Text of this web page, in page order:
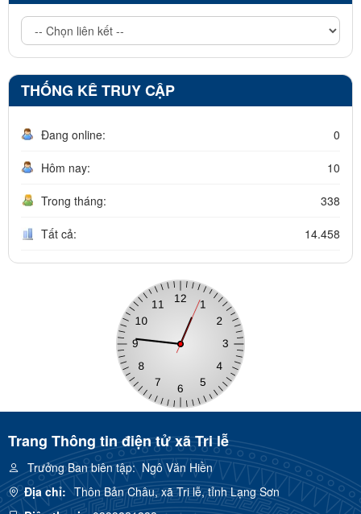
THỐNG KÊ TRUY CẬP
Đang online: 0
Hôm nay: 10
Trong tháng: 338
Tất cả: 14.458
Trang Thông tin điện tử xã Tri lễ
Trưởng Ban biên tập:Ngô Văn Hiền
Địa chỉ: Thôn Bản Châu, xã Tri lễ, tỉnh Lạng Sơn